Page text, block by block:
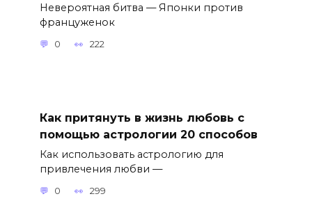
Невероятная битва — Японки против
француженок
0 222
Как притянуть в жизнь любовь с
помощью астрологии 20 способов
Как использовать астрологию для
привлечения любви —
0 299